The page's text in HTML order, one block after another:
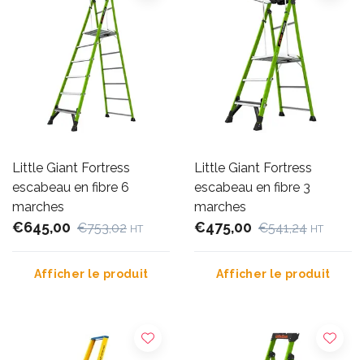
Little Giant Fortress
escabeau en fibre 6
marches
€645,00 €753,02 HT
Afficher le produit
Little Giant Fortress
escabeau en fibre 3
marches
€475,00 €541,24 HT
Afficher le produit